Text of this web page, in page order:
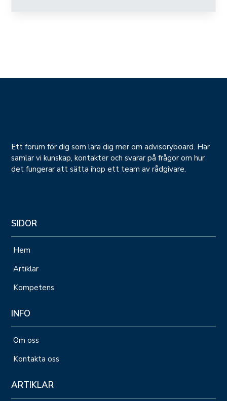
Ett forum för dig som lära dig mer om advisoryboard. Här
samlar vi kunskap, kontakter och svarar på frågor om hur
det fungerar att sätta ihop ett team av rådgivare.
SIDOR
Hem
Artiklar
Kompetens
INFO
Om oss
Kontakta oss
ARTIKLAR